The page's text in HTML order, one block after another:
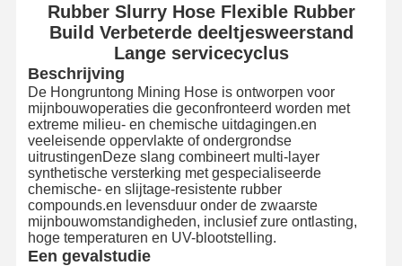
Rubber Slurry Hose Flexible Rubber
Build Verbeterde deeltjesweerstand
Lange servicecyclus
Beschrijving
De Hongruntong Mining Hose is ontworpen voor
mijnbouwoperaties die geconfronteerd worden met
extreme milieu- en chemische uitdagingen.en
veeleisende oppervlakte of ondergrondse
uitrustingenDeze slang combineert multi-layer
synthetische versterking met gespecialiseerde
chemische- en slijtage-resistente rubber
compounds.en levensduur onder de zwaarste
mijnbouwomstandigheden, inclusief zure ontlasting,
hoge temperaturen en UV-blootstelling.
Een gevalstudie